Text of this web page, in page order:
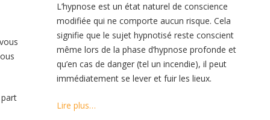
L’hypnose est un état naturel de conscience
modifiée qui ne comporte aucun risque. Cela
signifie que le sujet hypnotisé reste conscient
même lors de la phase d’hypnose profonde et
qu’en cas de danger (tel un incendie), il peut
immédiatement se lever et fuir les lieux.
Lire plus…